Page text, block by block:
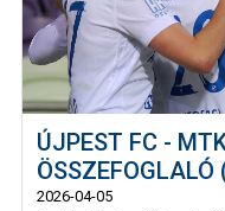
ÚJPEST FC -
ÖSSZEFOGLALÓ
2026-04-05